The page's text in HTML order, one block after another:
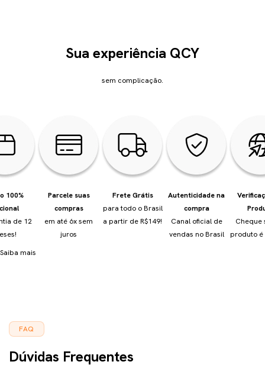
Sua experiência QCY
sem complicação.
100%
de 12
Parcele suas
compras
em até 6x sem
juros
Frete Grátis
para todo o Brasil
a partir de R$149!
Autenticidade na
compra
Canal oficial de
vendas no Brasil
Cheque
produto é
Saiba mais
FAQ
Dúvidas Frequentes